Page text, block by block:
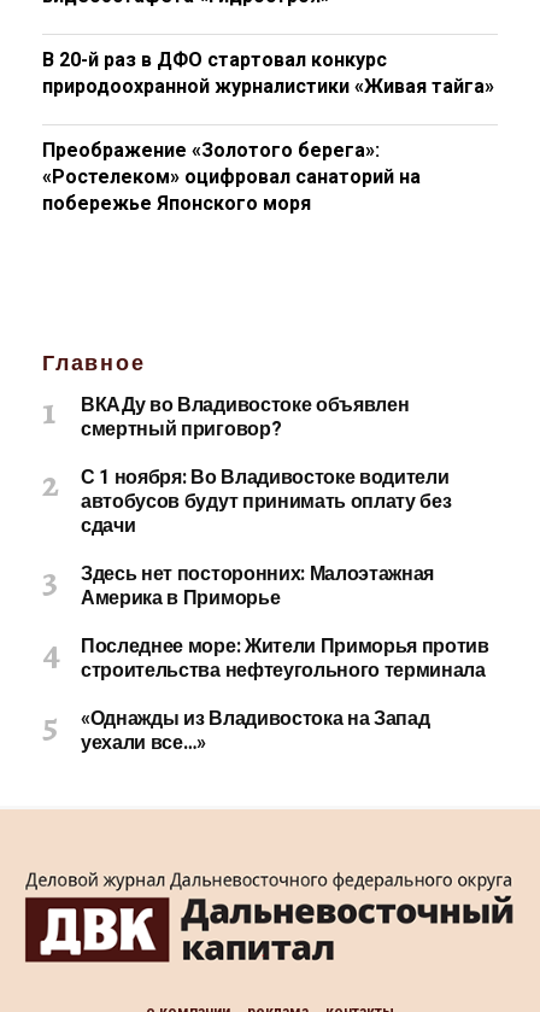
В 20-й раз в ДФО стартовал конкурс
природоохранной журналистики «Живая тайга»
Преображение «Золотого берега»:
«Ростелеком» оцифровал санаторий на
побережье Японского моря
Главное
ВКАДу во Владивостоке объявлен
смертный приговор?
С 1 ноября: Во Владивостоке водители
автобусов будут принимать оплату без
сдачи
Здесь нет посторонних: Малоэтажная
Америка в Приморье
Последнее море: Жители Приморья против
строительства нефтеугольного терминала
«Однажды из Владивостока на Запад
уехали все…»